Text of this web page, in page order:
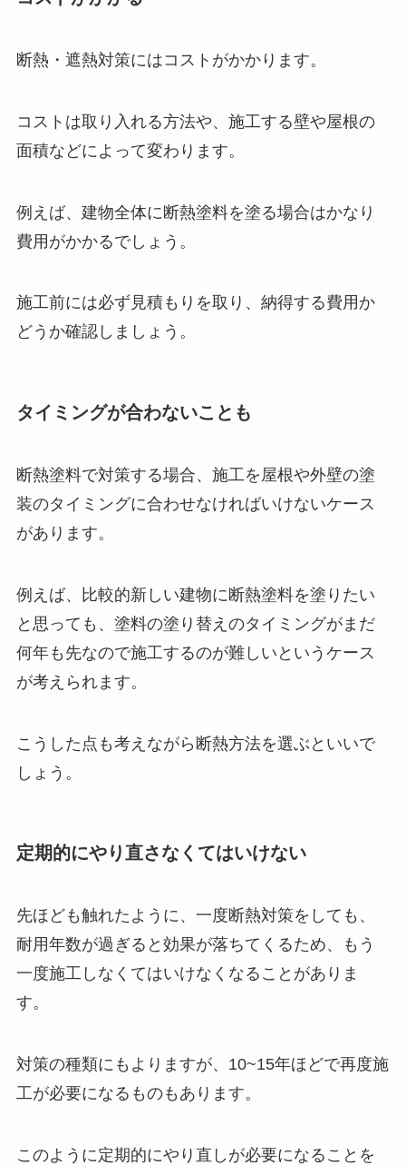
断熱・遮熱対策にはコストがかかります。
コストは取り入れる方法や、施工する壁や屋根の
面積などによって変わります。
例えば、建物全体に断熱塗料を塗る場合はかなり
費用がかかるでしょう。
施工前には必ず見積もりを取り、納得する費用か
どうか確認しましょう。
タイミングが合わないことも
断熱塗料で対策する場合、施工を屋根や外壁の塗
装のタイミングに合わせなければいけないケース
があります。
例えば、比較的新しい建物に断熱塗料を塗りたい
と思っても、塗料の塗り替えのタイミングがまだ
何年も先なので施工するのが難しいというケース
が考えられます。
こうした点も考えながら断熱方法を選ぶといいで
しょう。
定期的にやり直さなくてはいけない
先ほども触れたように、一度断熱対策をしても、
耐用年数が過ぎると効果が落ちてくるため、もう
一度施工しなくてはいけなくなることがありま
す。
対策の種類にもよりますが、10~15年ほどで再度施
工が必要になるものもあります。
このように定期的にやり直しが必要になることを